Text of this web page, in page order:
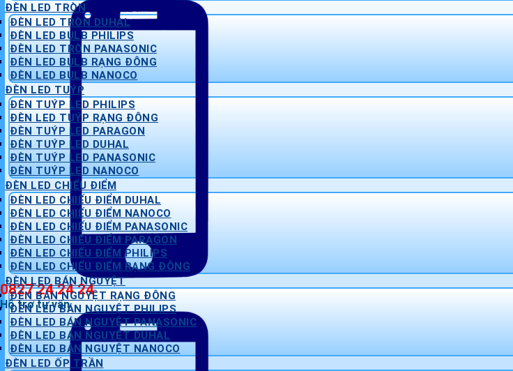
0827 24 24 24
Hỗ trợ tư vấn
ĐÈN LED TRÒN
ĐÈN LED TRÒN DUHAL
ĐÈN LED BULB PHILIPS
ĐÈN LED TRÒN PANASONIC
ĐÈN LED BULB RẠNG ĐÔNG
ĐÈN LED BULB NANOCO
ĐÈN LED TUÝP
ĐÈN TUÝP LED PHILIPS
ĐÈN LED TUÝP RẠNG ĐÔNG
ĐÈN TUÝP LED PARAGON
ĐÈN TUÝP LED DUHAL
ĐÈN TUÝP LED PANASONIC
ĐÈN TUÝP LED NANOCO
ĐÈN LED CHIẾU ĐIỂM
ĐÈN LED CHIẾU ĐIỂM DUHAL
ĐÈN LED CHIẾU ĐIỂM NANOCO
ĐÈN LED CHIẾU ĐIỂM PANASONIC
ĐÈN LED CHIẾU ĐIỂM PARAGON
ĐÈN LED CHIẾU ĐIỂM PHILIPS
ĐÈN LED CHIẾU ĐIỂM RẠNG ĐÔNG
ĐÈN LED BÁN NGUYỆT
ĐÈN BÁN NGUYỆT RẠNG ĐÔNG
ĐÈN LED BÁN NGUYỆT PHILIPS
ĐÈN LED BÁN NGUYỆT PANASONIC
ĐÈN LED BÁN NGUYỆT DUHAL
ĐÈN LED BÁN NGUYỆT NANOCO
ĐÈN LED ỐP TRẦN